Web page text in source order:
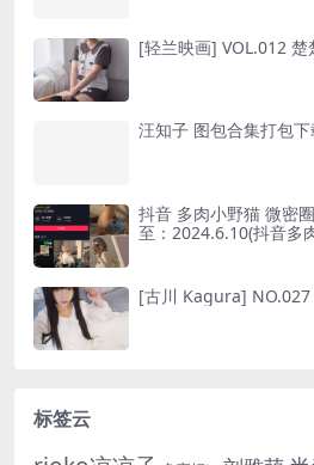
[轻兰映画] VOL.012
汪知子 图包合集打包
抖音 多肉小野猫 微密
至：2024.6.10(抖音多
[古川 Kagura]
标签云